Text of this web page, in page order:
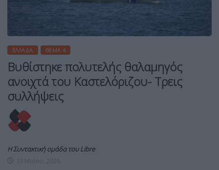
ΕΛΛΆΔΑ ΘΈΜΑ 4
Βυθίστηκε πολυτελής θαλαμηγός
ανοιχτά του Καστελόριζου- Τρεις
συλλήψεις
Η Συντακτική ομάδα του Libre